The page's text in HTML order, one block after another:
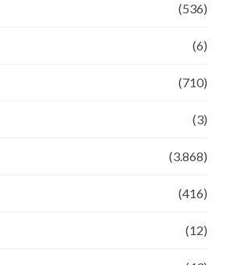
(536)
(6)
(710)
(3)
(3.868)
(416)
(12)